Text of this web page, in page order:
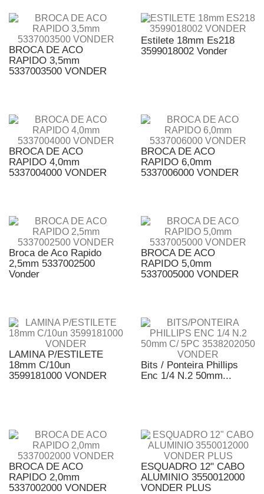
BROCA DE ACO
RAPIDO 3,5mm
5337003500 VONDER
Estilete 18mm Es218
3599018002 Vonder
BROCA DE ACO
RAPIDO 4,0mm
5337004000 VONDER
BROCA DE ACO
RAPIDO 6,0mm
5337006000 VONDER
Broca de Aco Rapido
2,5mm 5337002500
Vonder
BROCA DE ACO
RAPIDO 5,0mm
5337005000 VONDER
LAMINA P/ESTILETE
18mm C/10un
3599181000 VONDER
Bits / Ponteira Phillips
Enc 1/4 N.2 50mm...
BROCA DE ACO
RAPIDO 2,0mm
5337002000 VONDER
ESQUADRO 12" CABO
ALUMINIO 3550012000
VONDER PLUS